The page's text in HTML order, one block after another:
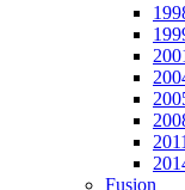
Fusion